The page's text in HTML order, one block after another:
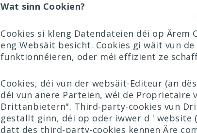
Wat sinn Cookien?
Cookies si kleng Datendateien déi op
eng Websäit besicht. Cookies gi wäit vun
funktionnéieren, oder méi effizient ze
Cookies, déi vun der websäit-Editeur (an
déi vun anere Parteien, wéi de Proprietaire
Drittanbietern". Third-party-cookies vun
gestallt ginn, déi op oder iwwer d ' website
datt dës third-party-cookies kënnen Äre